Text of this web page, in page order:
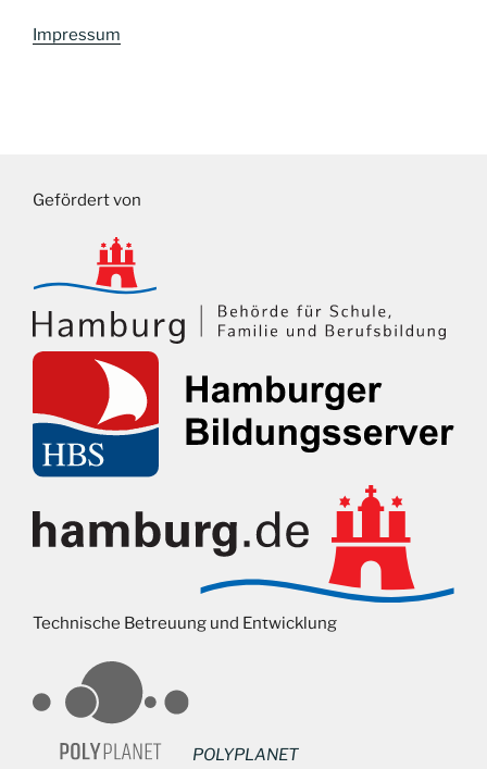
Impressum
Gefördert von
Technische Betreuung und Entwicklung
POLYPLANET